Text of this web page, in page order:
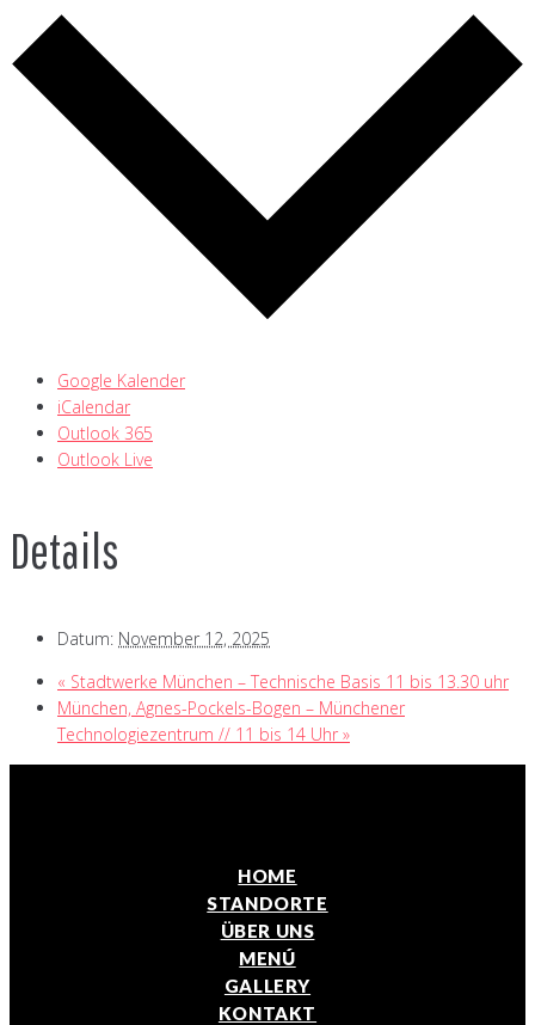
Google Kalender
iCalendar
Outlook 365
Outlook Live
Details
Datum: November 12, 2025
« Stadtwerke München – Technische Basis 11 bis 13.30 uhr
München, Agnes-Pockels-Bogen – Münchener
Technologiezentrum // 11 bis 14 Uhr »
HOME
STANDORTE
ÜBER UNS
MENÚ
GALLERY
KONTAKT